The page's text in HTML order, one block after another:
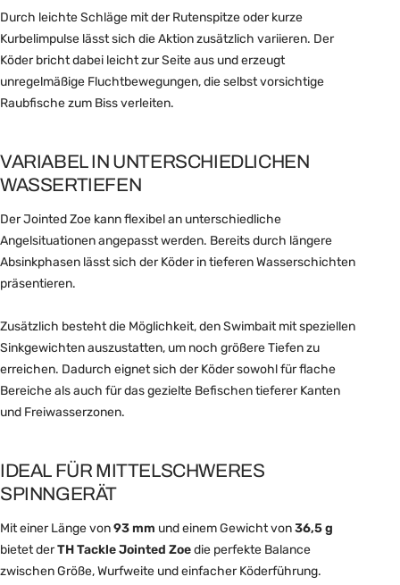
Durch leichte Schläge mit der Rutenspitze oder kurze
Kurbelimpulse lässt sich die Aktion zusätzlich variieren. Der
Köder bricht dabei leicht zur Seite aus und erzeugt
unregelmäßige Fluchtbewegungen, die selbst vorsichtige
Raubfische zum Biss verleiten.
VARIABEL IN UNTERSCHIEDLICHEN
WASSERTIEFEN
Der Jointed Zoe kann flexibel an unterschiedliche
Angelsituationen angepasst werden. Bereits durch längere
Absinkphasen lässt sich der Köder in tieferen Wasserschichten
präsentieren.
Zusätzlich besteht die Möglichkeit, den Swimbait mit speziellen
Sinkgewichten auszustatten, um noch größere Tiefen zu
erreichen. Dadurch eignet sich der Köder sowohl für flache
Bereiche als auch für das gezielte Befischen tieferer Kanten
und Freiwasserzonen.
IDEAL FÜR MITTELSCHWERES
SPINNGERÄT
Mit einer Länge von93 mm und einem Gewicht von36,5 g
bietet derTH Tackle Jointed Zoedie perfekte Balance
zwischen Größe, Wurfweite und einfacher Köderführung.